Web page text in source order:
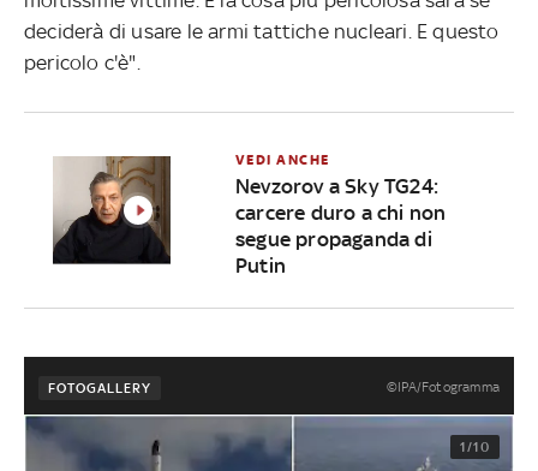
deciderà di usare le armi tattiche nucleari. E questo
pericolo c'è".
VEDI ANCHE
Nevzorov a Sky TG24:
carcere duro a chi non
segue propaganda di
Putin
FOTOGALLERY ©IPA/Fotogramma
1/10